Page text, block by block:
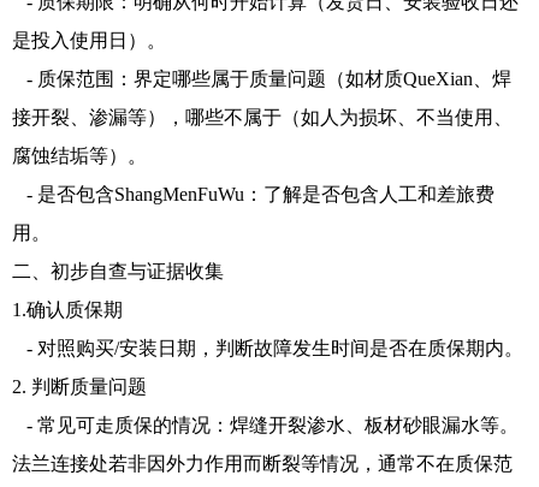
是投入使用日）。
- 质保范围：界定哪些属于质量问题（如材质QueXian、焊
接开裂、渗漏等），哪些不属于（如人为损坏、不当使用、
腐蚀结垢等）。
- 是否包含ShangMenFuWu：了解是否包含人工和差旅费
用。
二、初步自查与证据收集
1.确认质保期
- 对照购买/安装日期，判断故障发生时间是否在质保期内。
2. 判断质量问题
- 常见可走质保的情况：焊缝开裂渗水、板材砂眼漏水等。
法兰连接处若非因外力作用而断裂等情况，通常不在质保范